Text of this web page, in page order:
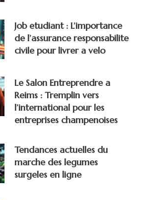
Job etudiant : L’importance
de l’assurance responsabilite
civile pour livrer a velo
Le Salon Entreprendre a
Reims : Tremplin vers
l’international pour les
entreprises champenoises
Tendances actuelles du
marche des legumes
surgeles en ligne